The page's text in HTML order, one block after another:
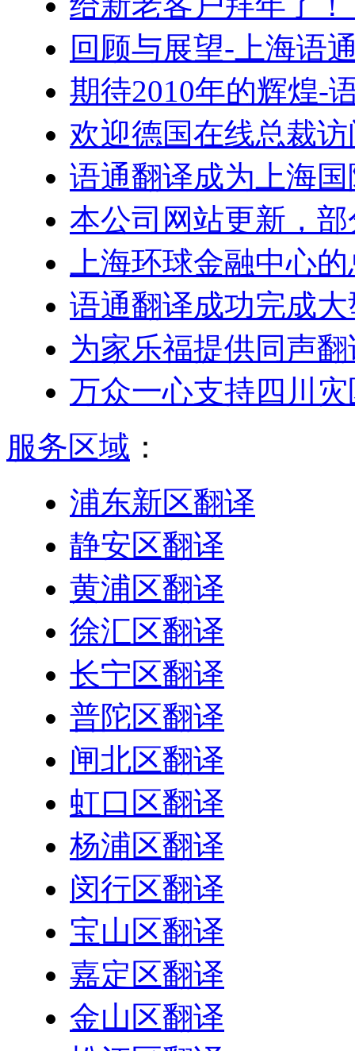
回顾与展望-上海语
期待2010年的辉煌-
欢迎德国在线总裁
语通翻译成为上海
本公司网站更新，
上海环球金融中心
语通翻译成功完成
为家乐福提供同声
万众一心支持四川
服务区域 ：
浦东新区翻译
静安区翻译
黄浦区翻译
徐汇区翻译
长宁区翻译
普陀区翻译
闸北区翻译
虹口区翻译
杨浦区翻译
闵行区翻译
宝山区翻译
嘉定区翻译
金山区翻译